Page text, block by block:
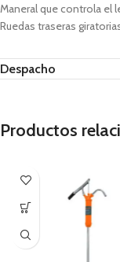
Maneral que controla el
Ruedas traseras
Despacho
Productos